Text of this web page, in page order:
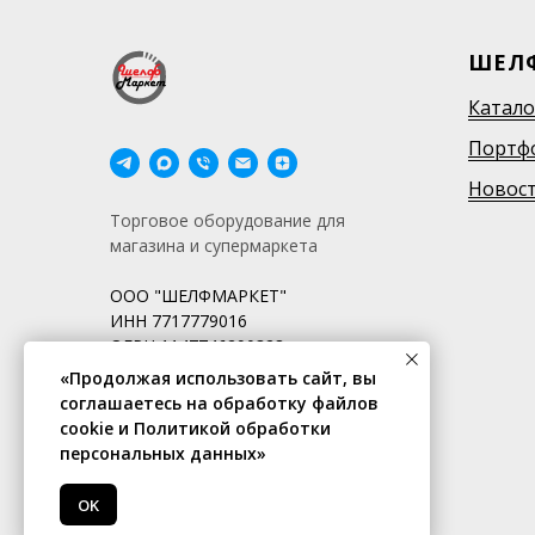
Торговое оборудование для
магазина и супермаркета
ООО "ШЕЛФМАРКЕТ"
ИНН 7717779016
ОГРН 1147746290328
«Продолжая использовать сайт, вы
соглашаетесь на обработку файлов
cookie и Политикой обработки
персональных данных»
OK